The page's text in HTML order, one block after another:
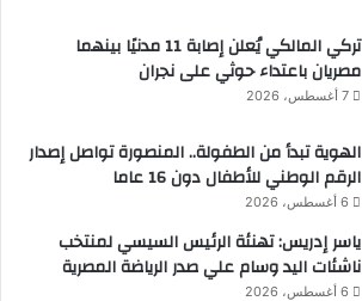
تركي المالكي يُعلن إصابة 11 مدنيًا بينهما
مصريان باعتداء حوثي على نجران
7 أغسطس، 2026
الهوية تبدأ من الطفولة.. المنصورة تواصل إصدار
الرقم الوطني للأطفال دون 16 عاما
6 أغسطس، 2026
ياسر إدريس: تهنئة الرئيس السيسي لمنتخب
ناشئات اليد وسام علي صدر الرياضة المصرية
6 أغسطس، 2026